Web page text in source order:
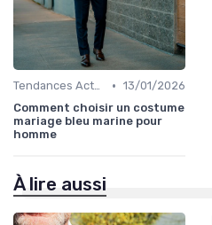
Tendances Actuelles • 13/01/2026
Comment choisir un costume
mariage bleu marine pour
homme
À lire aussi